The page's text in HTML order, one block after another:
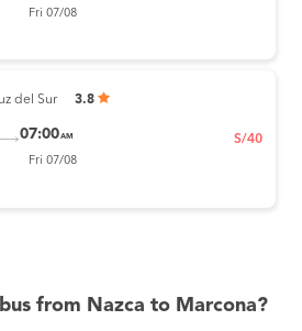
Fri 07/08
del Sur 3.8
07:00AM
Fri 07/08
S/40
bus from Nazca to Marcona?